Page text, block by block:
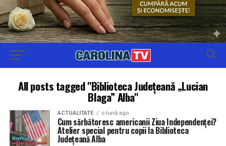
All posts tagged "Biblioteca Județeană „Lucian
Blaga” Alba"
ACTUALITATE o lună ago
Cum sărbătoresc americanii Ziua Independenței?
Atelier special pentru copii la Biblioteca
Județeană Alba